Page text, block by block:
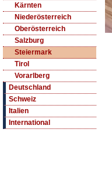
Kärnten
Niederösterreich
Oberösterreich
Salzburg
Steiermark
Tirol
Vorarlberg
Deutschland
Schweiz
Italien
International